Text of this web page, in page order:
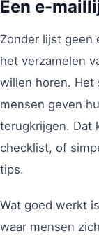
Een e-
Zonder lijst geen
het verzamelen
willen horen. Het
mensen geven
terugkrijgen. Dat
checklist, of
tips.
Wat goed werkt
waar mensen